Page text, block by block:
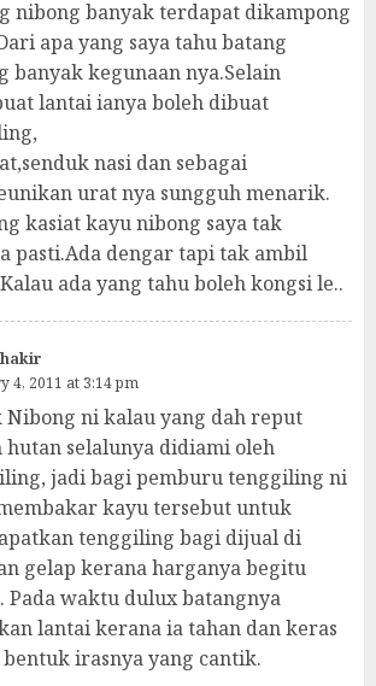
nibong banyak terdapat dikampong
apa yang saya tahu batang
banyak kegunaan nya.Selain
lantai ianya boleh dibuat
nasi dan sebagai
urat nya sungguh menarik.
kasiat kayu nibong saya tak
pasti.Ada dengar tapi tak ambil
ada yang tahu boleh kongsi le..
4, 2011 at 3:14 pm
Nibong ni kalau yang dah reput
hutan selalunya didiami oleh
jadi bagi pemburu tenggiling ni
kayu tersebut untuk
tenggiling bagi dijual di
gelap kerana harganya begitu
Pada waktu dulux batangnya
lantai kerana ia tahan dan keras
bentuk irasnya yang cantik.